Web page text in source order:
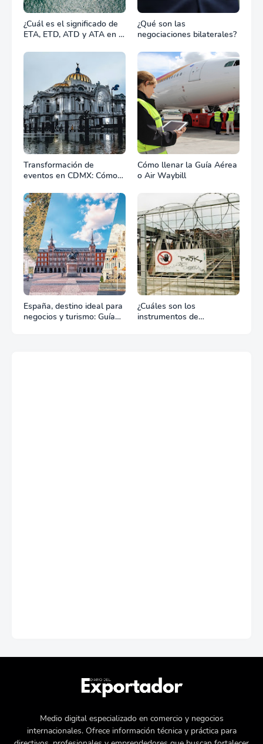
¿Cuál es el significado de
ETA, ETD, ATD y ATA en el
¿Qué son las
negociaciones bilaterales?
Transformación de
eventos en CDMX: Cómo
equipos define el éxito de
tu celebración
Cómo llenar la Guía Aérea
o Air Waybill
España, destino ideal para
negocios y turismo: Guía
¿Cuáles son los
instrumentos de
Medio digital especializado en comercio y negocios
internacionales. Ofrece información técnica y práctica para